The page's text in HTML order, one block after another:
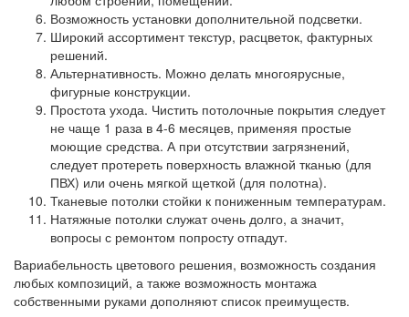
Возможность установки дополнительной подсветки.
Широкий ассортимент текстур, расцветок, фактурных
решений.
Альтернативность. Можно делать многоярусные,
фигурные конструкции.
Простота ухода. Чистить потолочные покрытия следует
не чаще 1 раза в 4-6 месяцев, применяя простые
моющие средства. А при отсутствии загрязнений,
следует протереть поверхность влажной тканью (для
ПВХ) или очень мягкой щеткой (для полотна).
Тканевые потолки стойки к пониженным температурам.
Натяжные потолки служат очень долго, а значит,
вопросы с ремонтом попросту отпадут.
Вариабельность цветового решения, возможность создания
любых композиций, а также возможность монтажа
собственными руками дополняют список преимуществ.